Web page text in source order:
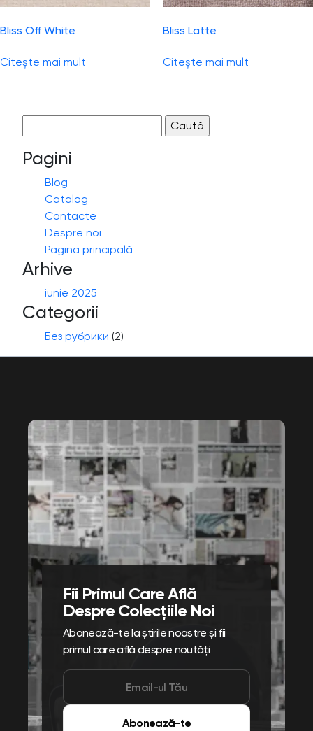
Bliss Off White
Citește mai mult
Bliss Latte
Citește mai mult
după:
Pagini
Blog
Catalog
Contacte
Despre noi
Pagina principală
Arhive
iunie 2025
Categorii
Без рубрики (2)
Fii Primul Care Află
Despre Colecțiile Noi
Abonează-te la știrile noastre și fii
primul care află despre noutăți
Abonează-te